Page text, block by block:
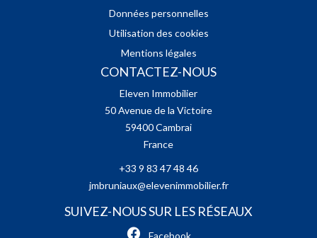
Données personnelles
Utilisation des cookies
Mentions légales
CONTACTEZ-NOUS
Eleven Immobilier
50 Avenue de la Victoire
59400Cambrai
France
+33 9 83 47 48 46
jmbruniaux@elevenimmobilier.fr
SUIVEZ-NOUS SUR LES RÉSEAUX
Facebook